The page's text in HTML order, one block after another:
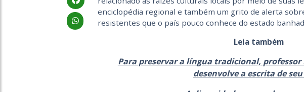
enciclopédia regional e também um grito de alerta
resistentes que o país pouco conhece do estado
Leia também
Para preservar a língua tradicional,
desenvolve a escrita de